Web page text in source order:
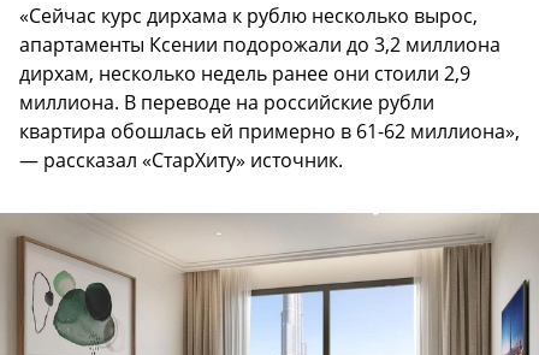
«Сейчас курс дирхама к рублю несколько вырос,
апартаменты Ксении подорожали до 3,2 миллиона
дирхам, несколько недель ранее они стоили 2,9
миллиона. В переводе на российские рубли
квартира обошлась ей примерно в 61-62 миллиона»,
— рассказал «СтарХиту» источник.